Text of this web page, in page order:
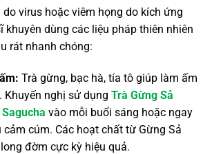
virus hoặc viêm họng do kích ứng
khuyên dùng các liệu pháp thiên nhiên
rát nhanh chóng:
Trà gừng, bạc hà, tía tô giúp làm ấm
Khuyến nghị sử dụng Trà Gừng Sả
vào mỗi buổi sáng hoặc ngay
cảm cúm. Các hoạt chất từ Gừng Sả
đờm cực kỳ hiệu quả.